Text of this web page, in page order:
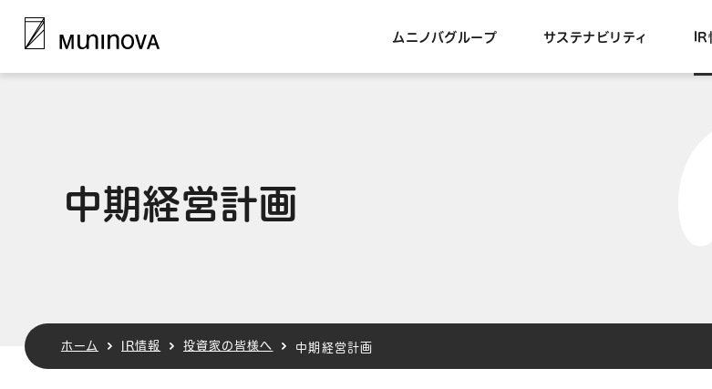
ムニノバグループ サステナビリティ
中期経営計画
ホーム IR情報 投資家の皆様へ 中期経営計画